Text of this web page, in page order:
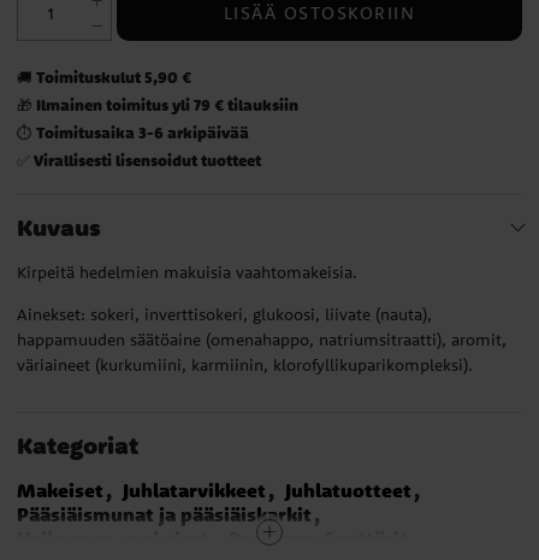
LISÄÄ OSTOSKORIIN
🚚 Toimituskulut 5,90 €
🎁 Ilmainen toimitus yli 79 € tilauksiin
⏱️ Toimitusaika 3-6 arkipäivää
✅ Virallisesti lisensoidut tuotteet
Kuvaus
Kirpeitä hedelmien makuisia vaahtomakeisia.
Ainekset: sokeri, inverttisokeri, glukoosi, liivate (nauta),
happamuuden säätöaine (omenahappo, natriumsitraatti), aromit,
väriaineet (kurkumiini, karmiinin, klorofyllikuparikompleksi).
Kategoriat
Makeiset Juhlatarvikkeet
Juhlatuotteet
Pääsiäismunat ja pääsiäiskarkit
Perhonen Synttärit